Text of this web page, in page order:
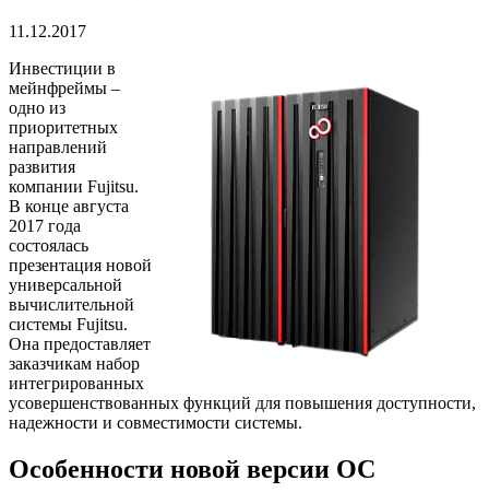
11.12.2017
Инвестиции в
мейнфреймы –
одно из
приоритетных
направлений
развития
компании Fujitsu.
В конце августа
2017 года
состоялась
презентация новой
универсальной
вычислительной
системы Fujitsu.
Она предоставляет
заказчикам набор
интегрированных
усовершенствованных функций для повышения доступности,
надежности и совместимости системы.
Особенности новой версии ОС